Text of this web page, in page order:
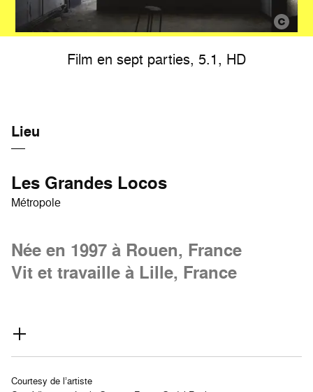
Film en sept parties, 5.1, HD
Lieu
Les Grandes Locos
Métropole
Née en 1997 à Rouen, France
Vit et travaille à Lille, France
Courtesy de l’artiste